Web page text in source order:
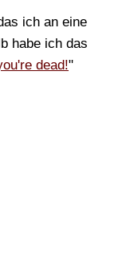
ich an eine
habe ich das
dead!"